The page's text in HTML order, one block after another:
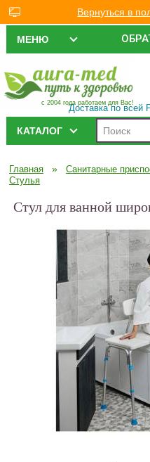
МЕНЮ
с 2004 года работаем для Вас!
Доставка по всей
КАТАЛОГ
Главная » Санитарные
Стулья
Стул для ванной
Вернуться в